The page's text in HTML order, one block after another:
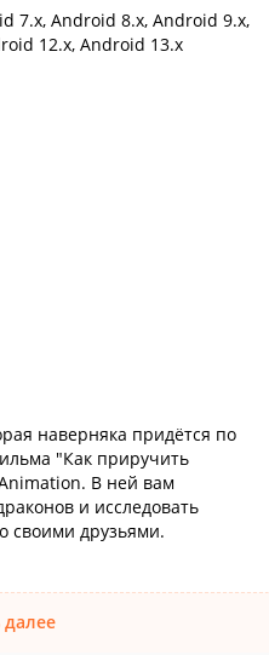
7.x, Android 8.x, Android 9.x,
12.x, Android 13.x
наверняка придётся по
"Как приручить
В ней вам
и исследовать
своими друзьями.
далее